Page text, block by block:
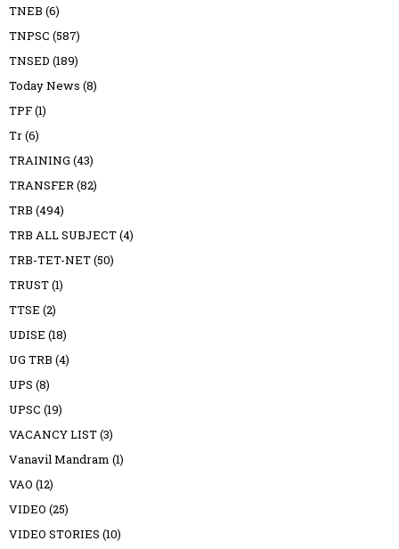
TNEB (6)
TNPSC (587)
TNSED (189)
Today News (8)
TPF(1)
Tr(6)
TRAINING (43)
TRANSFER(82)
TRB (494)
TRB ALL SUBJECT(4)
TRB-TET-NET(50)
TRUST(1)
TTSE (2)
UDISE (18)
UG TRB (4)
UPS (8)
UPSC (19)
VACANCY LIST(3)
Vanavil Mandram (1)
VAO (12)
VIDEO (25)
VIDEO STORIES (10)